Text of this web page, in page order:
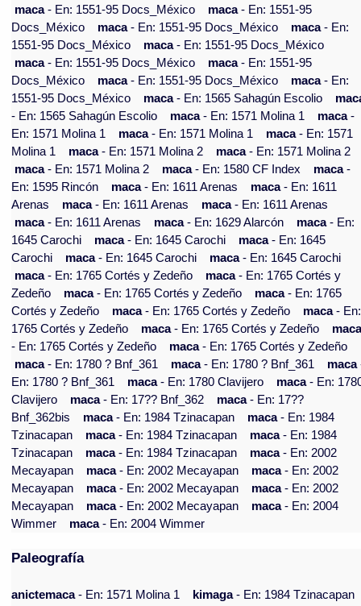
maca- En: 1551-95 Docs_México maca- En: 1551-95
Docs_México
maca- En: 1551-95 Docs_México maca- En:
1551-95 Docs_México
maca- En: 1551-95 Docs_México
maca- En: 1551-95 Docs_México maca- En: 1551-95
Docs_México
maca- En: 1551-95 Docs_México maca- En:
1551-95 Docs_México
maca- En: 1565 Sahagún Escolio
- En: 1565 Sahagún Escolio
maca- En: 1571 Molina 1 maca-
En: 1571 Molina 1
maca- En: 1571 Molina 1 maca- En: 1571
Molina 1
maca- En: 1571 Molina 2 maca- En: 1571 Molina 2
maca- En: 1571 Molina 2 maca- En: 1580 CF Index maca-
En: 1595 Rincón
maca- En: 1611 Arenas maca- En: 1611
Arenas
maca- En: 1611 Arenas maca- En: 1611 Arenas
maca- En: 1611 Arenas maca- En: 1629 Alarcón maca- En:
1645 Carochi
maca- En: 1645 Carochi maca- En: 1645
Carochi
maca- En: 1645 Carochi maca- En: 1645 Carochi
maca- En: 1765 Cortés y Zedeño maca- En: 1765 Cortés y
Zedeño
maca- En: 1765 Cortés y Zedeño maca- En: 1765
Cortés y Zedeño
maca- En: 1765 Cortés y Zedeño maca- En:
1765 Cortés y Zedeño
maca- En: 1765 Cortés y Zedeño
- En: 1765 Cortés y Zedeño
maca- En: 1765 Cortés y Zedeño
maca- En: 1780 ? Bnf_361 maca- En: 1780 ? Bnf_361 maca
En: 1780 ? Bnf_361
maca- En: 1780 Clavijero maca- En:
Clavijero
maca- En: 17?? Bnf_362 maca- En: 17??
Bnf_362bis
maca- En: 1984 Tzinacapan maca- En: 1984
Tzinacapan
maca- En: 1984 Tzinacapan maca- En: 1984
Tzinacapan
maca- En: 1984 Tzinacapan maca- En: 2002
Mecayapan
maca- En: 2002 Mecayapan maca- En: 2002
Mecayapan
maca- En: 2002 Mecayapan maca- En: 2002
Mecayapan
maca- En: 2002 Mecayapan maca- En: 2004
Wimmer
maca- En: 2004 Wimmer
Paleografía
anictemaca- En: 1571 Molina 1 kimaga- En: 1984 Tzinacapan